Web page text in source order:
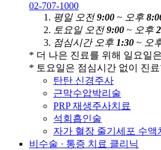
02-707-1000
평일 오전9:00 ~ 오후
토요일 오전9:00 ~ 오후
점심시간 오후1:30 ~ 오
* 더 나은 진료를 위해 일요일
* 토요일은 점심시간 없이 진
탄탄 신경주사
근막수압박리술
PRP 재생주사치료
석회흡인술
자가 혈장 줄기세포 수액
비수술 · 통증 치료 클리닉